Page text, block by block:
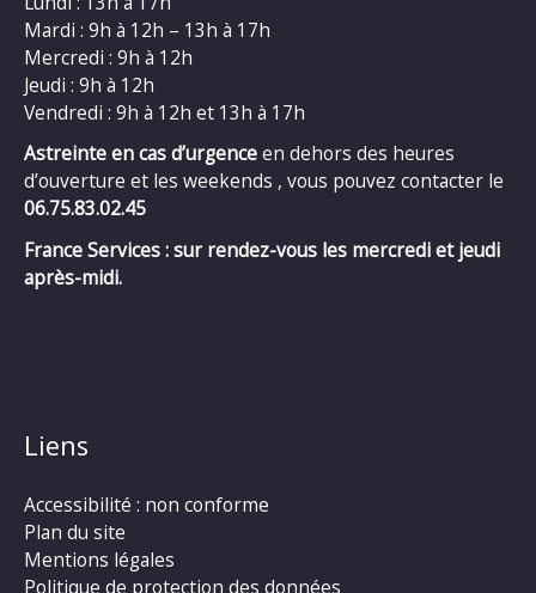
Mardi : 9h à 12h – 13h à 17h
Mercredi : 9h à 12h
Jeudi : 9h à 12h
Vendredi : 9h à 12h et 13h à 17h
Astreinte en cas d’urgenceen dehors des heures
d’ouverture et les weekends , vous pouvez contacter le
06.75.83.02.45
France Services : sur rendez-vous les mercredi et jeudi
après-midi.
Liens
Accessibilité : non conforme
Plan du site
Mentions légales
Politique de protection des données